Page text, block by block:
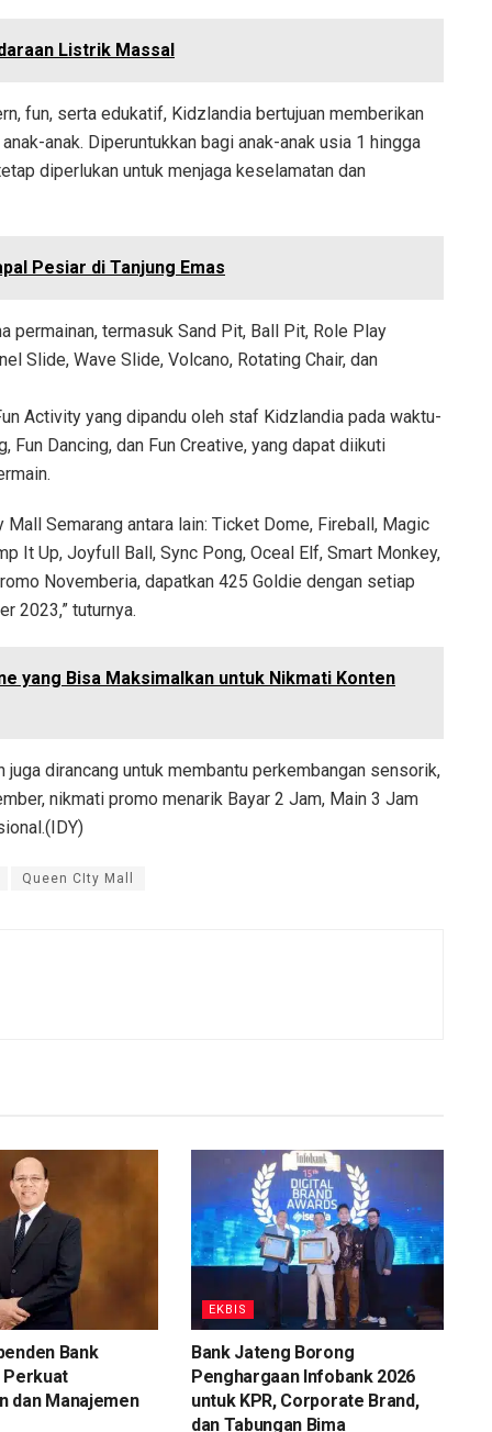
Listrik Massal
fun, serta edukatif, Kidzlandia bertujuan memberikan
anak. Diperuntukkan bagi anak-anak usia 1 hingga
diperlukan untuk menjaga keselamatan dan
Pesiar di Tanjung Emas
permainan, termasuk Sand Pit, Ball Pit, Role Play
Slide, Wave Slide, Volcano, Rotating Chair, dan
Activity yang dipandu oleh staf Kidzlandia pada waktu-
Fun Dancing, dan Fun Creative, yang dapat diikuti
Semarang antara lain: Ticket Dome, Fireball, Magic
It Up, Joyfull Ball, Sync Pong, Oceal Elf, Smart Monkey,
Novemberia, dapatkan 425 Goldie dengan setiap
2023,” tuturnya.
yang Bisa Maksimalkan untuk Nikmati Konten
dirancang untuk membantu perkembangan sensorik,
nikmati promo menarik Bayar 2 Jam, Main 3 Jam
Queen CIty Mall
Bank
Perkuat
dan Manajemen
EKBIS
Bank Jateng Borong
Penghargaan Infobank 2026
untuk KPR, Corporate Brand,
dan Tabungan Bima